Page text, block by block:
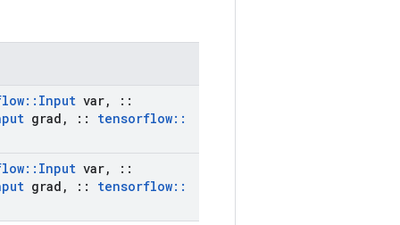
:: Input var,
::
grad , :: tensorflow::
:: Input var,
::
grad , :: tensorflow::